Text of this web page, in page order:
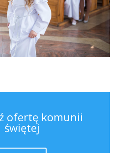
ofertę komunii
świętej